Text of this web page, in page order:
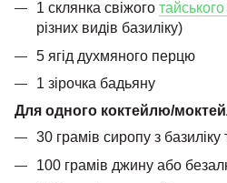
1 склянка свіжого
різних видів базиліку)
5 ягід духмяного перцю
1 зірочка бадьяну
Для одного коктейлю/
30 грамів сиропу з базиліку
100 грамів джину або